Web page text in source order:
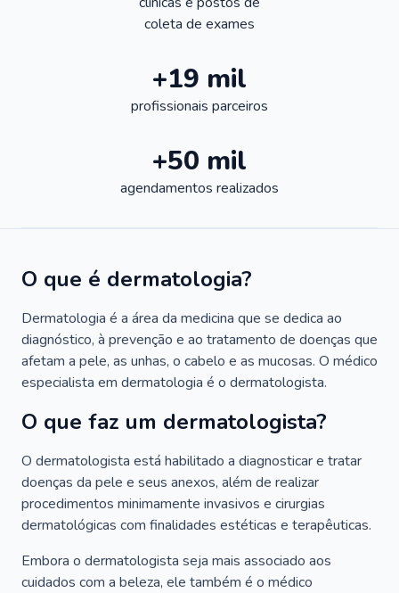
coleta de exames
+19 mil
profissionais parceiros
+50 mil
agendamentos realizados
O que é dermatologia?
Dermatologia é a área da medicina que se dedica ao
diagnóstico, à prevenção e ao tratamento de doenças que
afetam a pele, as unhas, o cabelo e as mucosas. O médico
especialista em dermatologia é o dermatologista.
O que faz um dermatologista?
O dermatologista está habilitado a diagnosticar e tratar
doenças da pele e seus anexos, além de realizar
procedimentos minimamente invasivos e cirurgias
dermatológicas com finalidades estéticas e terapêuticas.
Embora o dermatologista seja mais associado aos
cuidados com a beleza, ele também é o médico